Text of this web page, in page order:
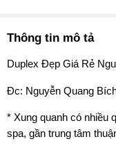
Thông tin mô tả
Duplex Đẹp Giá Rẻ
Đc: Nguyễn Quang
* Xung quanh có nhiều
spa, gần trung tâm